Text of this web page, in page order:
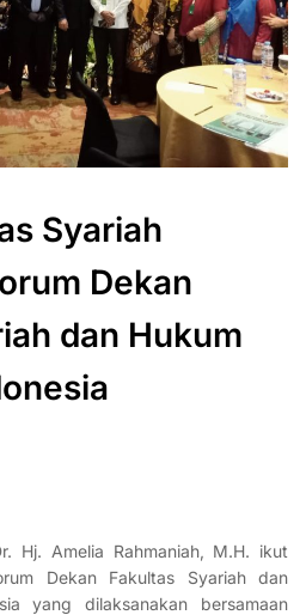
Syariah
Dekan
dan Hukum
Hj. Amelia Rahmaniah, M.H. ikut
Dekan Fakultas Syariah dan
yang dilaksanakan bersamaan